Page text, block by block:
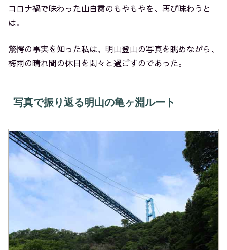
コロナ禍で味わった山自粛のもやもやを、再び味わうと
は。
驚愕の事実を知った私は、明山登山の写真を眺めながら、
梅雨の晴れ間の休日を悶々と過ごすのであった。
写真で振り返る明山の亀ヶ淵ルート